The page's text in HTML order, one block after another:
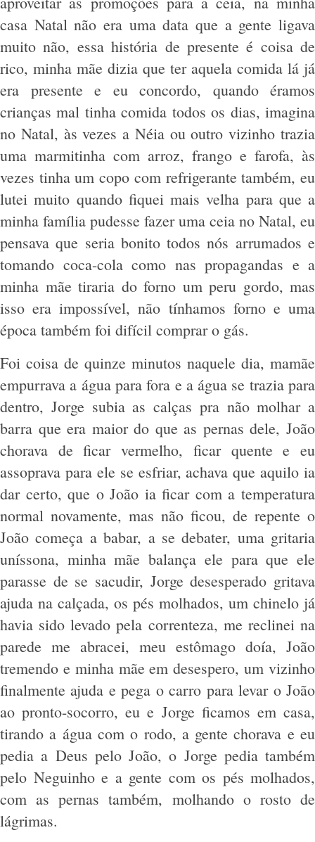
casa Natal não era uma data que a gente ligava
muito não, essa história de presente é coisa de
rico, minha mãe dizia que ter aquela comida lá já
era presente e eu concordo, quando éramos
crianças mal tinha comida todos os dias, imagina
no Natal, às vezes a Néia ou outro vizinho trazia
uma marmitinha com arroz, frango e farofa, às
vezes tinha um copo com refrigerante também, eu
lutei muito quando fiquei mais velha para que a
minha família pudesse fazer uma ceia no Natal, eu
pensava que seria bonito todos nós arrumados e
tomando coca-cola como nas propagandas e a
minha mãe tiraria do forno um peru gordo, mas
isso era impossível, não tínhamos forno e uma
época também foi difícil comprar o gás.
Foi coisa de quinze minutos naquele dia, mamãe
empurrava a água para fora e a água se trazia para
dentro, Jorge subia as calças pra não molhar a
barra que era maior do que as pernas dele, João
chorava de ficar vermelho, ficar quente e eu
assoprava para ele se esfriar, achava que aquilo ia
dar certo, que o João ia ficar com a temperatura
normal novamente, mas não ficou, de repente o
João começa a babar, a se debater, uma gritaria
uníssona, minha mãe balança ele para que ele
parasse de se sacudir, Jorge desesperado gritava
ajuda na calçada, os pés molhados, um chinelo já
havia sido levado pela correnteza, me reclinei na
parede me abracei, meu estômago doía, João
tremendo e minha mãe em desespero, um vizinho
finalmente ajuda e pega o carro para levar o João
ao pronto-socorro, eu e Jorge ficamos em casa,
tirando a água com o rodo, a gente chorava e eu
pedia a Deus pelo João, o Jorge pedia também
pelo Neguinho e a gente com os pés molhados,
com as pernas também, molhando o rosto de
lágrimas.